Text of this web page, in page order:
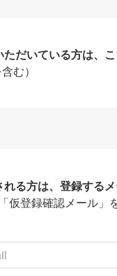
だいている方は、
む）
る方は、登録する
仮登録確認メール